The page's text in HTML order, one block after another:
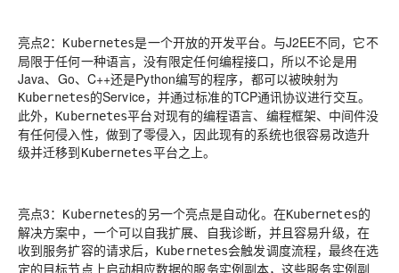
亮点2： Kubernetes是一个开放的开发平台。与J2EE不同，它不
局限于任何一种语言，没有限定任何编程接口，所以不论是用
Java、Go、C++还是Python编写的程序，都可以被映射为
Kubernetes的Service，并通过标准的TCP通讯协议进行交互。
此外，
Kubernetes平台对现有的编程语言、编程框架、中间件没
有任何侵入性，做到了零侵入，因此现有的系统也很容易改造升
级并迁移到Kubernetes平台之上。
亮点3： Kubernetes的另一个亮点是自动化。在Kubernetes的
解决方案中，一个可以自我扩展、自我诊断，并且容易升级，在
收到服务扩容的请求后，
Kubernetes会触发调度流程，最终在选
定的目标节点上启动相应数据的服务实例副本，这些服务实例副